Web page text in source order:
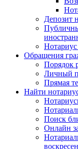
Депозит
Обращения
Порядок
Личный
Прямая
Найти
Поиск
Онлайн